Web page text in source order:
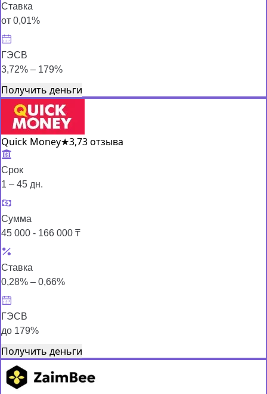
Ставка
от 0,01%
ГЭСВ
3,72% – 179%
Получить деньги
Quick Money★3,73 отзыва
Срок
1 – 45 дн.
Сумма
45 000 - 166 000 ₸
Ставка
0,28% – 0,66%
ГЭСВ
до 179%
Получить деньги